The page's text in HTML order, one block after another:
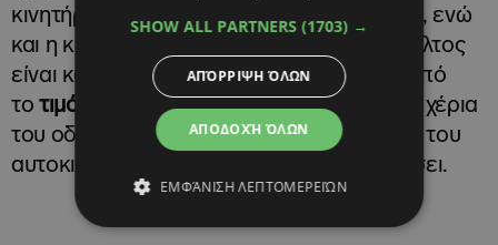
κινητήρα να περάσει έντονα στην καμπίνα, ενώ
και η κύλιση του αυτοκινήτου όταν η άσφαλτος
είναι καλή, είναι πραγματικά εξαιρετική. Από
τοτιμόνι
, η πληροφόρηση που φτάνει στα χέρια
του οδηγού είναι «τόση, όση» για το ύφος του
αυτοκινήτου και ποτέ δεν θα προβληματίσει.
SHOW ALL PARTNERS (1703) →
ΑΠΟΔΟΧΉ ΌΛΩΝ
ΑΠΌΡΡΙΨΗ ΌΛΩΝ
ΕΜΦΆΝΙΣΗ ΛΕΠΤΟΜΕΡΕΙΏΝ